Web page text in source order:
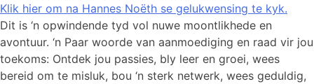
Klik hier om na Hannes Noëth se gelukwensing te kyk.
Dit is ‘n opwindende tyd vol nuwe moontlikhede en
avontuur. ‘n Paar woorde van aanmoediging en raad vir jou
toekoms: Ontdek jou passies, bly leer en groei, wees
bereid om te misluk, bou ‘n sterk netwerk, wees geduldig,